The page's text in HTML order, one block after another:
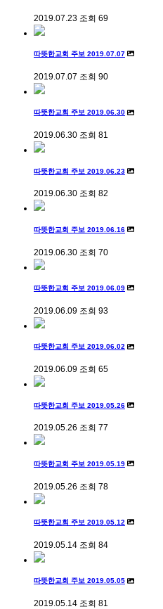
2019.07.23 조회 69
따뜻한교회 주보 2019.07.07
2019.07.07 조회 90
따뜻한교회 주보 2019.06.30
2019.06.30 조회 81
따뜻한교회 주보 2019.06.23
2019.06.30 조회 82
따뜻한교회 주보 2019.06.16
2019.06.30 조회 70
따뜻한교회 주보 2019.06.09
2019.06.09 조회 93
따뜻한교회 주보 2019.06.02
2019.06.09 조회 65
따뜻한교회 주보 2019.05.26
2019.05.26 조회 77
따뜻한교회 주보 2019.05.19
2019.05.26 조회 78
따뜻한교회 주보 2019.05.12
2019.05.14 조회 84
따뜻한교회 주보 2019.05.05
2019.05.14 조회 81